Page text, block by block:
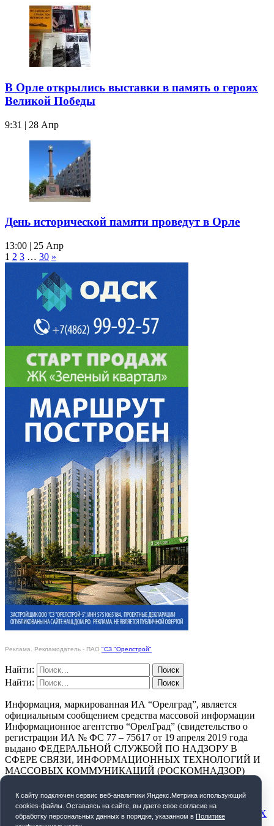
В Орле открылись выставки в память о героях
Великой Победы
9:31 | 28 Апр
День исторической памяти проведут в Орле
13:00 | 25 Апр
1 2 3 … 30 »
Реклама. Рекламодатель - ПАО "СЗ "Орелстрой"
Найти:
Найти:
Информация, маркированная ИА “Орелград”, является
официальным сообщением средства массовой информации
Информационное агентство “ОрелГрад” (свидетельство о
регистрации ИА № ФС 77 – 75617 от 19 апреля 2019 года
выдано ФЕДЕРАЛЬНОЙ СЛУЖБОЙ ПО НАДЗОРУ В
СФЕРЕ СВЯЗИ, ИНФОРМАЦИОННЫХ ТЕХНОЛОГИЙ И
МАССОВЫХ КОММУНИКАЦИЙ (РОСКОМНАДЗОР)
ПОЛИТИКА КОНФИДЕНЦИАЛЬНОСТИ
СОГЛАСИЕ НА ОБРАБОТКУ ПЕРСОНАЛЬНЫХ ДАННЫХ
К cайту подключен сервис веб-аналитики Яндекс.Метрика использующий
cookies-файлы. Оставаясь на сайте, вы даете свое согласие на
обработку персональных данных в порядке, указанном в Политике